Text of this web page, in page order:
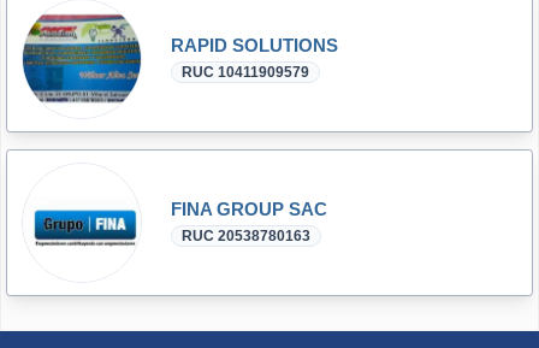
RAPID SOLUTIONS
RUC 10411909579
FINA GROUP SAC
RUC 20538780163